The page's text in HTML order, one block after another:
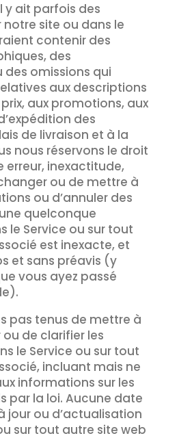
y ait parfois des
site ou dans le
contenir des
des
omissions qui
aux descriptions
aux promotions, aux
des
de livraison et à la
nous réservons le droit
erreur, inexactitude,
ou de mettre à
ou d’annuler des
quelconque
le Service ou sur tout
est inexacte, et
et sans préavis (y
vous ayez passé
pas tenus de mettre à
de clarifier les
le Service ou sur tout
incluant mais ne
informations sur les
par la loi. Aucune date
jour ou d’actualisation
sur tout autre site web